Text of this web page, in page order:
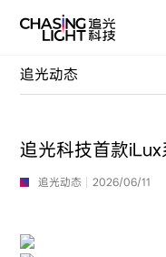
首页
联系我们
追光动态
追光科技首款
追光动态 2026/06/11